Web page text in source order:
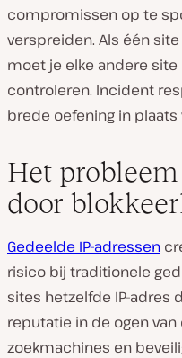
compromissen op te
verspreiden. Als één
moet je elke andere
controleren. Incident
brede oefening in
Het
door
Gedeelde IP-adressen
risico bij traditionele
sites hetzelfde IP-adres
reputatie in de ogen
zoekmachines en